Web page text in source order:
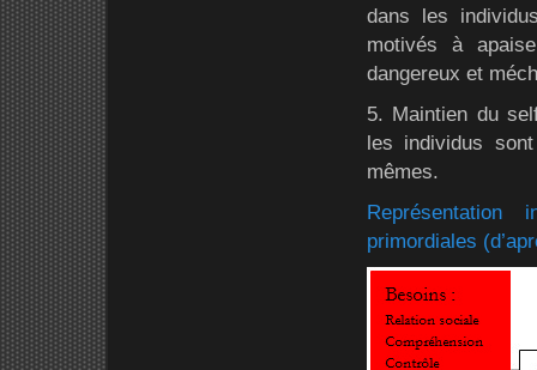
dans les
motivés à
dangereux et
5. Maintien du
les individus
mêmes.
primordiales